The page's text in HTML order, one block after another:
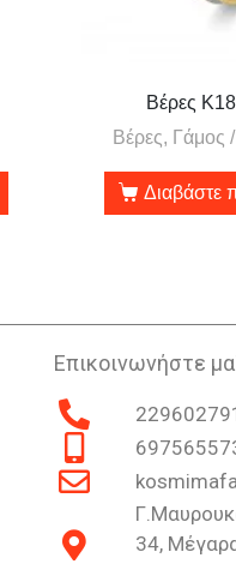
Βέρες
Βέρες, Γάμος
Διαβάστε
Επικοινωνήστε
34,